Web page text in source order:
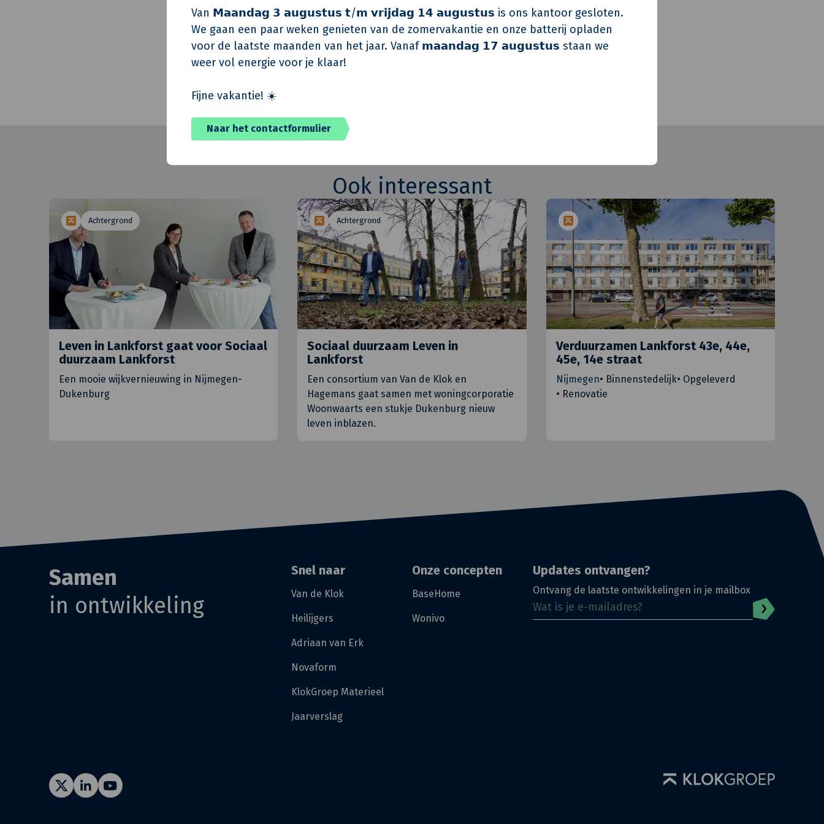
Van 𝗠𝗮𝗮𝗻𝗱𝗮𝗴 𝟯 𝗮𝘂𝗴𝘂𝘀𝘁𝘂𝘀 𝘁/𝗺 𝘃𝗿𝗶𝗷𝗱𝗮𝗴 𝟭𝟰 𝗮𝘂𝗴𝘂𝘀𝘁𝘂𝘀 is ons kantoor gesloten.
We gaan een paar weken genieten van de zomervakantie en onze batterij opladen
voor de laatste maanden van het jaar. Vanaf 𝗺𝗮𝗮𝗻𝗱𝗮𝗴 𝟭𝟳 𝗮𝘂𝗴𝘂𝘀𝘁𝘂𝘀 staan we
weer vol energie voor je klaar!
Fijne vakantie! ☀️
Naar het contactformulier
Constructeur
Installatie-adviseur
ABT
Realisatie
Van de Klok
Oplevering
Ook interessant
Achtergrond
Leven in Lankforst gaat voor Sociaal
duurzaam Lankforst
Een mooie wijkvernieuwing in Nijmegen-
Dukenburg
Achtergrond
Sociaal duurzaam Leven in
Lankforst
Een consortium van Van de Klok en
Hagemans gaat samen met woningcorporatie
Woonwaarts een stukje Dukenburg nieuw
leven inblazen.
Verduurzamen Lankforst 43e, 44e,
45e, 14e straat
Nijmegen• Binnenstedelijk• Opgeleverd
• Renovatie
Samen
in ontwikkeling
Snel naar
Van de Klok
Heilijgers
Adriaan van Erk
Novaform
KlokGroep Materieel
Jaarverslag
Onze concepten
BaseHome
Wonivo
Updates ontvangen?
Ontvang de laatste ontwikkelingen in je mailbox